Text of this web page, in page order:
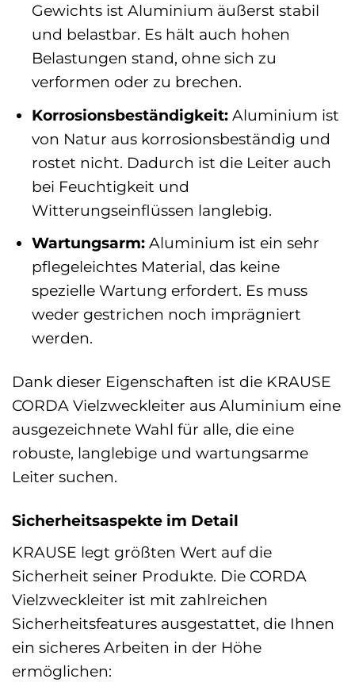
Gewichts ist Aluminium äußerst stabil
und belastbar. Es hält auch hohen
Belastungen stand, ohne sich zu
verformen oder zu brechen.
Korrosionsbeständigkeit:Aluminium ist
von Natur aus korrosionsbeständig und
rostet nicht. Dadurch ist die Leiter auch
bei Feuchtigkeit und
Witterungseinflüssen langlebig.
Wartungsarm:Aluminium ist ein sehr
pflegeleichtes Material, das keine
spezielle Wartung erfordert. Es muss
weder gestrichen noch imprägniert
werden.
Dank dieser Eigenschaften ist die KRAUSE
CORDA Vielzweckleiter aus Aluminium eine
ausgezeichnete Wahl für alle, die eine
robuste, langlebige und wartungsarme
Leiter suchen.
Sicherheitsaspekte im Detail
KRAUSE legt größten Wert auf die
Sicherheit seiner Produkte. Die CORDA
Vielzweckleiter ist mit zahlreichen
Sicherheitsfeatures ausgestattet, die Ihnen
ein sicheres Arbeiten in der Höhe
ermöglichen: